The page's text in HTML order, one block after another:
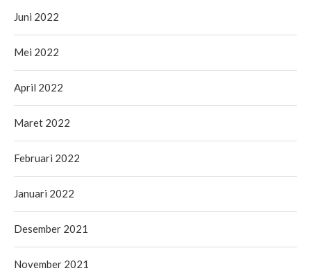
Juni 2022
Mei 2022
April 2022
Maret 2022
Februari 2022
Januari 2022
Desember 2021
November 2021